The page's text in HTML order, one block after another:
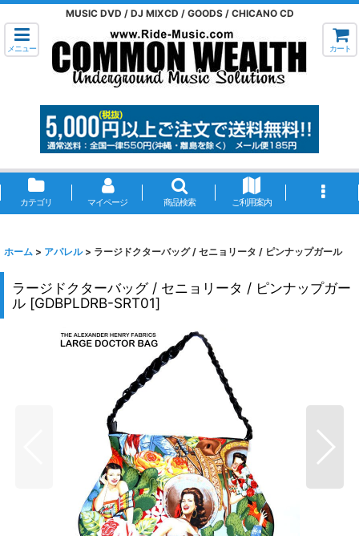
MUSIC DVD / DJ MIXCD / GOODS / CHICANO CD
メニュー カート
カテゴリ マイページ 商品検索 ご利用案内
ホーム > アパレル > ラージドクターバッグ / セニョリータ / ピンナップガール
ラージドクターバッグ / セニョリータ / ピンナップガー
ル [GDBPLDRB-SRT01]